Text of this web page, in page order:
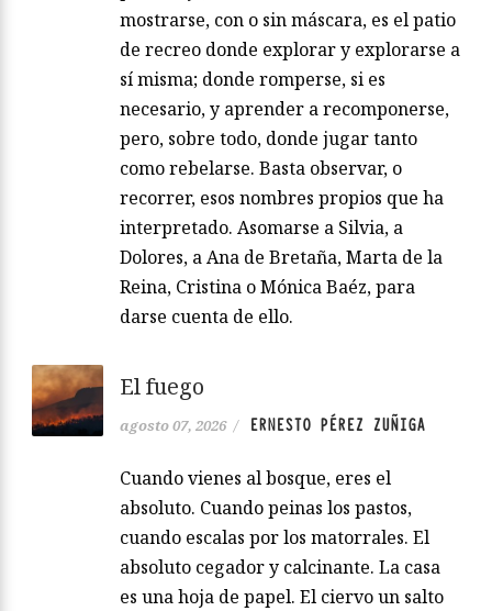
mostrarse, con o sin máscara, es el patio
de recreo donde explorar y explorarse a
sí misma; donde romperse, si es
necesario, y aprender a recomponerse,
pero, sobre todo, donde jugar tanto
como rebelarse. Basta observar, o
recorrer, esos nombres propios que ha
interpretado. Asomarse a Silvia, a
Dolores, a Ana de Bretaña, Marta de la
Reina, Cristina o Mónica Baéz, para
darse cuenta de ello.
El fuego
agosto 07, 2026 / ERNESTO PÉREZ ZUÑIGA
Cuando vienes al bosque, eres el
absoluto. Cuando peinas los pastos,
cuando escalas por los matorrales. El
absoluto cegador y calcinante. La casa
es una hoja de papel. El ciervo un salto